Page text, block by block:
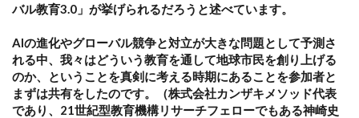
バル教育3.0」が挙げられるだろうと述べています。
AIの進化やグローバル競争と対立が大きな問題として予測さ
れる中、我々はどういう教育を通して地球市民を創り上げる
のか、ということを真剣に考える時期にあることを参加者と
まずは共有をしたのです。（株式会社カンザキメソッド代表
であり、21世紀型教育機構リサーチフェローでもある神崎史